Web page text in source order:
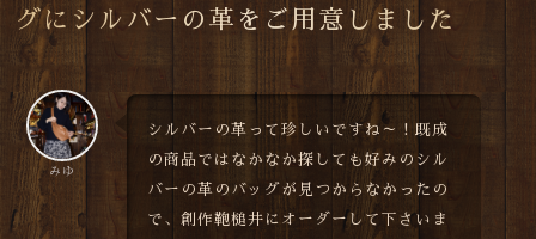
グにシルバーの革をご用意しました
みゆ
シルバーの革って珍しいですね～！既成
の商品ではなかなか探しても好みのシル
バーの革のバッグが見つからなかったの
で、創作鞄槌井にオーダーして下さいま